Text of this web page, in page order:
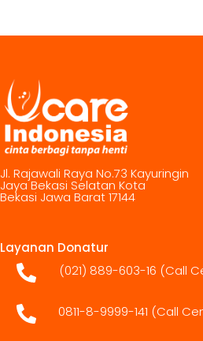
Jl. Rajawali Raya No.73 Kayuringin
Jaya Bekasi Selatan Kota
Bekasi Jawa Barat 17144
Layanan Donatur
(021) 889-603-16 (Call
0811-8-9999-141 (Call